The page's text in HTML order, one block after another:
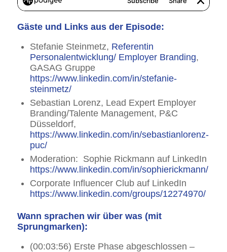
Gäste und Links aus der Episode:
Stefanie Steinmetz, Referentin
Personalentwicklung/ Employer Branding,
GASAG Gruppe
https://www.linkedin.com/in/stefanie-
steinmetz/
Sebastian Lorenz, Lead Expert Employer
Branding/Talente Management, P&C
Düsseldorf,
https://www.linkedin.com/in/sebastianlorenz-
puc/
Moderation: Sophie Rickmann auf LinkedIn
https://www.linkedin.com/in/sophierickmann/
Corporate Influencer Club auf LinkedIn
https://www.linkedin.com/groups/12274970/
Wann sprachen wir über was (mit
Sprungmarken):
(00:03:56) Erste Phase abgeschlossen –